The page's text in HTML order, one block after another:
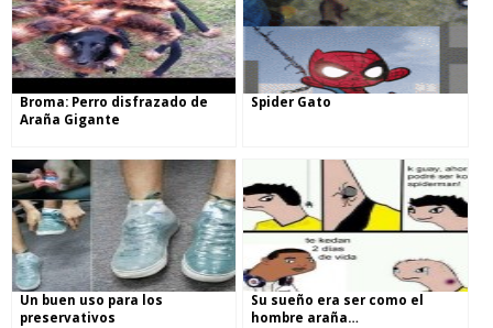
Broma: Perro disfrazado de
Araña Gigante
Spider Gato
Un buen uso para los
preservativos
Su sueño era ser como el
hombre araña…